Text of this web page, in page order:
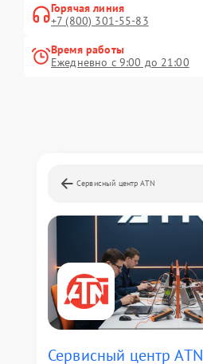
Горячая линия
+7 (800) 301-55-83
Время работы
Ежедневно с 9:00 до 21:00
Сервисный центр ATN
Сервисный центр ATN